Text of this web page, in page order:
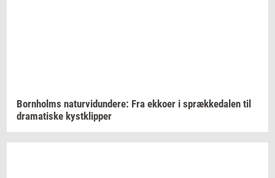
Born­holms na­tur­vi­dun­de­re: Fra ek­ko­er i spræk­ke­da­len til
dra­ma­ti­ske kyst­klip­per